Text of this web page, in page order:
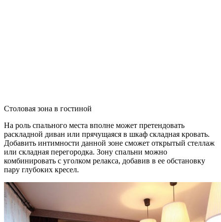
Столовая зона в гостиной
На роль спального места вполне может претендовать
раскладной диван или прячущаяся в шкаф складная кровать.
Добавить интимности данной зоне сможет открытый стеллаж
или складная перегородка. Зону спальни можно
комбинировать с уголком релакса, добавив в ее обстановку
пару глубоких кресел.